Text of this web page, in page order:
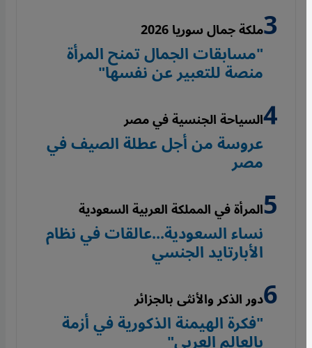
ملكة جمال سوريا 2026
"مسابقات الجمال تمنح المرأة
منصة للتعبير عن نفسها"
السياحة الجنسية في مصر
عروسة من أجل عطلة الصيف في
مصر
المرأة في المملكة العربية السعودية
نساء السعودية...عالقات في نظام
الأبارتايد الجنسي
دور الذكر والأنثى بالجزائر
"فكرة الهيمنة الذكورية في أزمة